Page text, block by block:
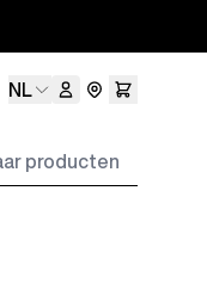
Taal
NL